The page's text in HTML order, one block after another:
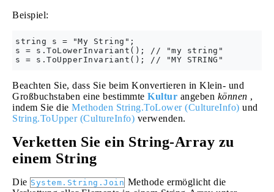
Beispiel:
string s = "My String";
s = s.ToLowerInvariant(); // "my string"
Beachten Sie, dass Sie beim Konvertieren in Klein- und
Großbuchstaben eine bestimmte Kultur angeben können ,
indem Sie die Methoden String.ToLower (CultureInfo) und
String.ToUpper (CultureInfo) verwenden.
Verketten Sie ein String-Array zu
einem String
Die System.String.Join Methode ermöglicht die